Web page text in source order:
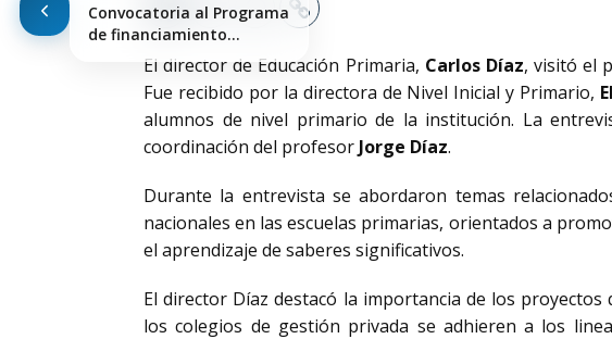
El director de Educación Primaria, Carlos Díaz, visitó el
Fue recibido por la directora de Nivel Inicial y Primario,
alumnos de nivel primario de la institución. La
coordinación del profesor Jorge Díaz.
Durante la entrevista se abordaron temas
nacionales en las escuelas primarias, orientados a
el aprendizaje de saberes significativos.
El director Díaz destacó la importancia de los
los colegios de gestión privada se adhieren a los
Convocatoria al Programa
de financiamiento
Argentino-Alemán para…